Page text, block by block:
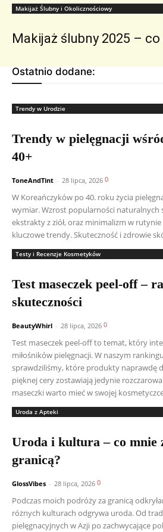
Makijaż Ślubny i Okolicznościowy
Makijaż ślubny 2025 –
Ostatnio dodane:
Trendy w Urodzie
Trendy w pielęgnacji
40+
ToneAndTint - 28 lipca, 2026 0
W Koreańczyków po 40. roku życia
wymiar. Wzrost popularności naturalnych
ekstrakty z ziół, oraz minimalizm w
kluczowe trendy. Skuteczność i zdrowie
Testy i Recenzje Kosmetyków
Test maseczek peel-off –
skuteczności
BeautyWhirl - 28 lipca, 2026 0
Test maseczek peel-off to temat, który
miłośników pielęgnacji. W naszym
sprawdziliśmy, które produkty naprawdę
pięknej cery zostawiają jedynie
maseczki warto mieć w swojej
Uroda z Apteki
Uroda i kultura – co mnie
granicą?
GlossVibes - 28 lipca, 2026 0
Podczas moich podróży za granicą
różnych kulturach odgrywa uroda. Od
pielęgnacyjnych w Azji po zachwycające